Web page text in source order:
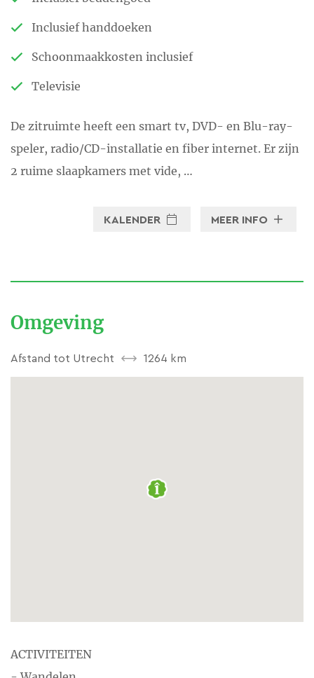
Inclusief handdoeken
Schoonmaakkosten inclusief
Televisie
De zitruimte heeft een smart tv, DVD- en Blu-ray-
speler, radio/CD-installatie en fiber internet. Er zijn
2 ruime slaapkamers met vide, …
KALENDER MEER INFO
Omgeving
Afstand tot Utrecht 1264 km
ACTIVITEITEN